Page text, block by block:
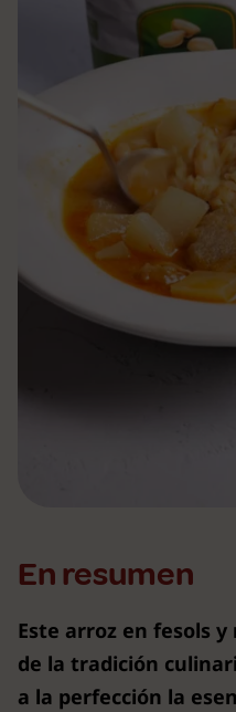
En resumen
Este arroz en fesols
de la tradición
a la perfección la